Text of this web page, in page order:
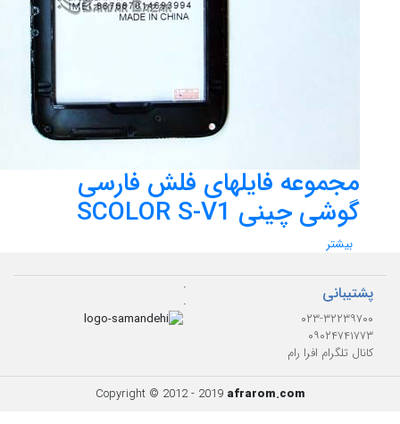
مجموعه فایلهای فلش فارسی
گوشی چینی SCOLOR S-V1
بیشتر
پشتیبانی
۰۲۳-۳۲۲۳۹۷۰۰
۰۹۰۲۴۷۴۱۷۷۳
کانال تلگرام افرا رام
.
.
Copyright © 2012 - 2019 afrarom.com